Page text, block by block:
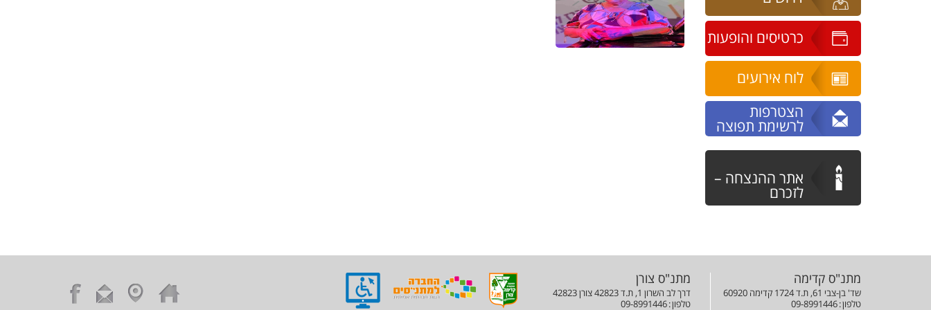
שעורי תיאוריה
כרטיסים והופעות
לוח אירועים
הצטרפות
לרשימת תפוצה
אתר ההנצחה –
לזכרם
מתנ"ס קדימה
שד' בן-צבי 61, ת.ד 1724 קדימה 60920
טלפון 09-8991446
מתנ"ס צורן
דרך לב השרון 1, ת.ד 42823 צורן 42823
טלפון 09-8991446